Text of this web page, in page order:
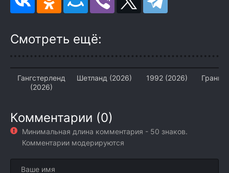
Смотреть ещё:
Гангстерленд
(2026)
Шетланд (2026) 1992 (2026)
Грани
Комментарии (0)
Минимальная длина комментария - 50 знаков.
Комментарии модерируются